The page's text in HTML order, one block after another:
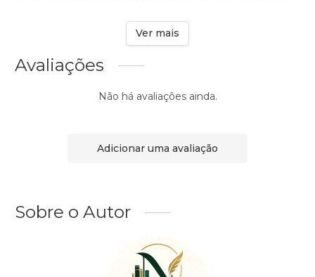
Ver mais
Avaliações
Não há avaliações ainda.
Adicionar uma avaliação
Sobre o Autor